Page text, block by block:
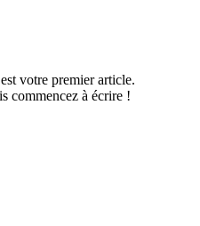
votre premier article.
commencez à écrire !